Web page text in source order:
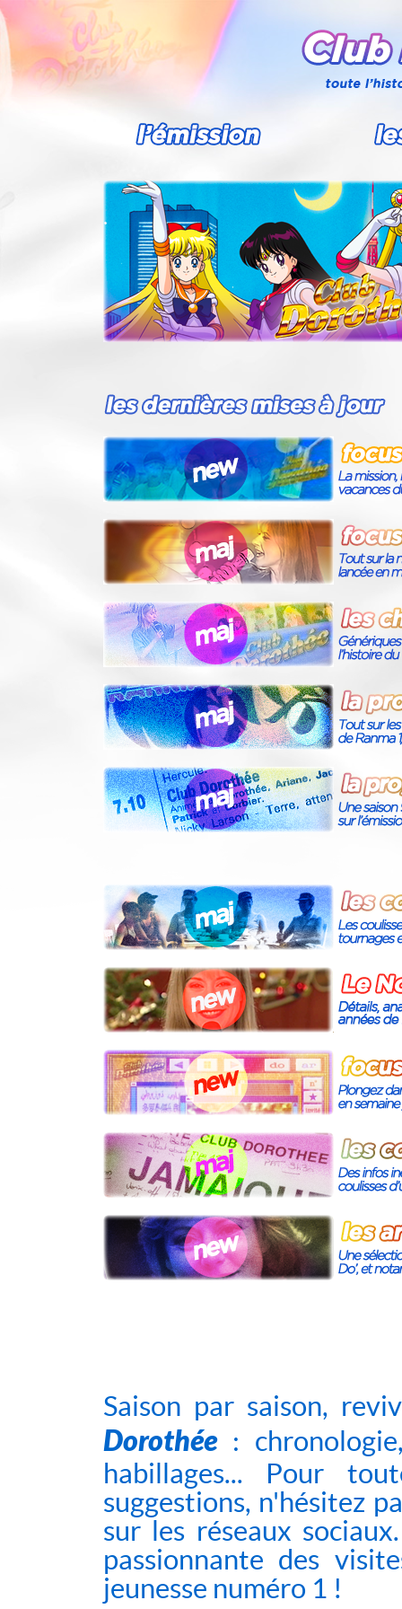
Saison par saison,
Dorothée:
habillages... Pour
suggestions, n'hésitez
sur les réseaux sociaux
passionnante des
jeunesse numéro 1 !